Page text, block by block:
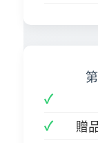
贈